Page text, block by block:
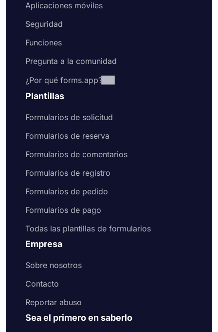
Aplicaciones móviles
Seguridad
Funciones
Pregunta a la comunidad
¿Por qué forms.app?
Plantillas
Formularios de solicitud
Formularios de reserva
Formularios de comentarios
Formularios de registro
Formularios de pedido
Formularios de pago
Todas las plantillas de formularios
Empresa
Sobre nosotros
Contacto
Reportar abuso
Sea el primero en saberlo